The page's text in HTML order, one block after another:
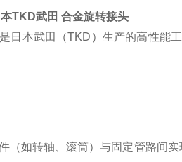
TKD武田 合金旋转接头
是日本武田（TKD）生产的高性能
（如转轴、滚筒）与固定管路间实